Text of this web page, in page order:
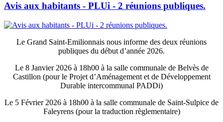
Avis aux habitants - PLUi - 2 réunions publiques.
Le Grand Saint-Emilionnais nous informe des deux réunions
publiques du début d’année 2026.
Le 8 Janvier 2026 à 18h00 à la salle communale de Belvès de
Castillon (pour le Projet d’Aménagement et de Développement
Durable intercommunal PADDi)
Le 5 Février 2026 à 18h00 à la salle communale de Saint-Sulpice de
Faleyrens (pour la traduction règlementaire)